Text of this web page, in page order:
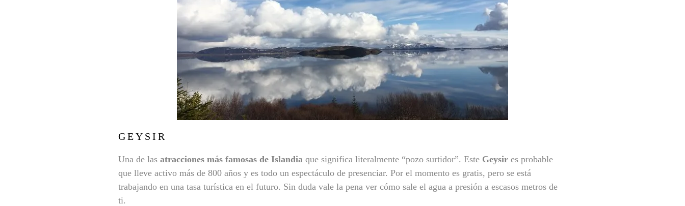
GEYSIR
Una de las atracciones más famosas de Islandia que significa literalmente “pozo surtidor”. Este Geysir es probable
que lleve activo más de 800 años y es todo un espectáculo de presenciar. Por el momento es gratis, pero se está
trabajando en una tasa turística en el futuro. Sin duda vale la pena ver cómo sale el agua a presión a escasos metros de
ti.